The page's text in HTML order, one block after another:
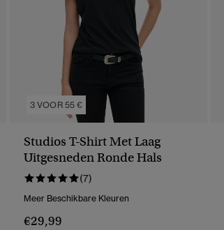
3 VOOR 55 €
Studios T-Shirt Met Laag
Uitgesneden Ronde Hals
(7)
Meer Beschikbare Kleuren
€29,99